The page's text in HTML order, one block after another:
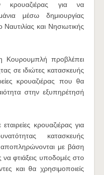
κρουαζιέρας για να
μέσω δημιουργίας
και Νησιωτικής
Κουρουμπλή προβλέπει
σε ιδιώτες κατασκευής
κρουαζιέρας που θα
στην εξυπηρέτησή
κρουαζιέρας για
κατασκευής
με βάση
να φτιάξεις υποδομές στο
και θα χρησιμοποιείς